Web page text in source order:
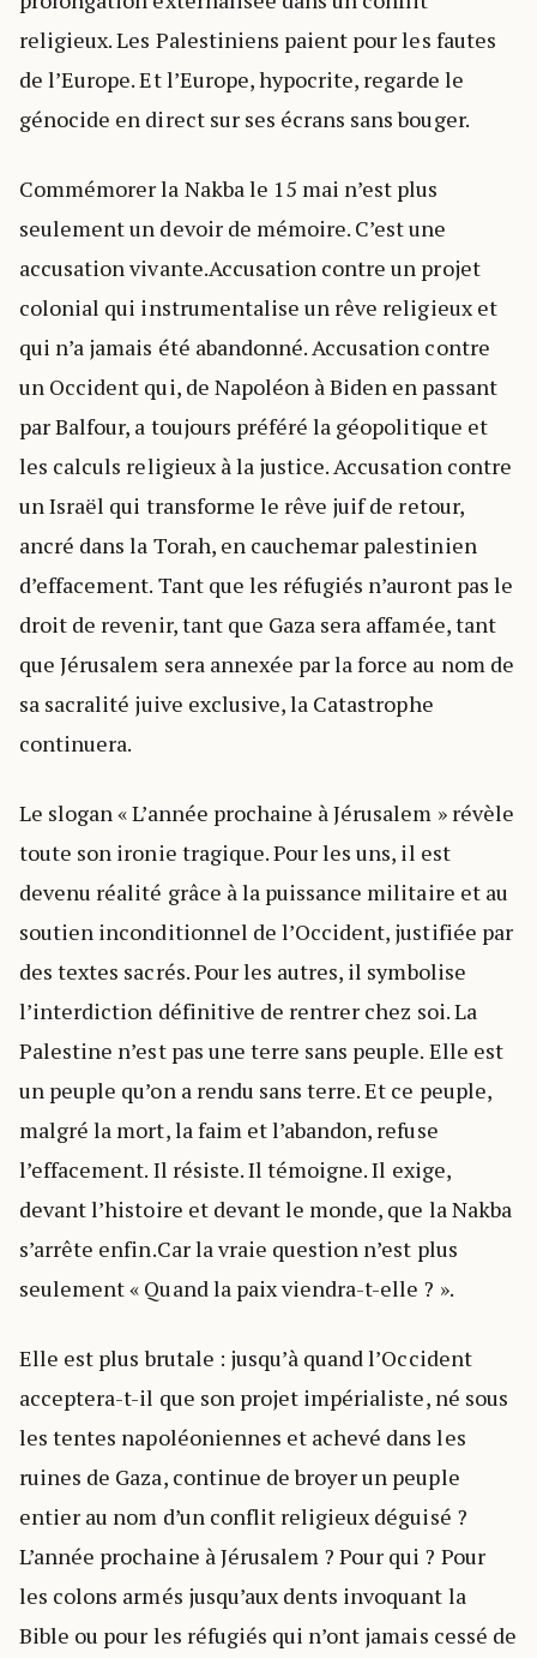
religieux. Les Palestiniens paient pour les fautes
de l’Europe. Et l’Europe, hypocrite, regarde le
génocide en direct sur ses écrans sans bouger.
Commémorer la Nakba le 15 mai n’est plus
seulement un devoir de mémoire. C’est une
accusation vivante.Accusation contre un projet
colonial qui instrumentalise un rêve religieux et
qui n’a jamais été abandonné. Accusation contre
un Occident qui, de Napoléon à Biden en passant
par Balfour, a toujours préféré la géopolitique et
les calculs religieux à la justice. Accusation contre
un Israël qui transforme le rêve juif de retour,
ancré dans la Torah, en cauchemar palestinien
d’effacement. Tant que les réfugiés n’auront pas le
droit de revenir, tant que Gaza sera affamée, tant
que Jérusalem sera annexée par la force au nom de
sa sacralité juive exclusive, la Catastrophe
continuera.
Le slogan « L’année prochaine à Jérusalem » révèle
toute son ironie tragique. Pour les uns, il est
devenu réalité grâce à la puissance militaire et au
soutien inconditionnel de l’Occident, justifiée par
des textes sacrés. Pour les autres, il symbolise
l’interdiction définitive de rentrer chez soi. La
Palestine n’est pas une terre sans peuple. Elle est
un peuple qu’on a rendu sans terre. Et ce peuple,
malgré la mort, la faim et l’abandon, refuse
l’effacement. Il résiste. Il témoigne. Il exige,
devant l’histoire et devant le monde, que la Nakba
s’arrête enfin.Car la vraie question n’est plus
seulement « Quand la paix viendra-t-elle ? ».
Elle est plus brutale : jusqu’à quand l’Occident
acceptera-t-il que son projet impérialiste, né sous
les tentes napoléoniennes et achevé dans les
ruines de Gaza, continue de broyer un peuple
entier au nom d’un conflit religieux déguisé ?
L’année prochaine à Jérusalem ? Pour qui ? Pour
les colons armés jusqu’aux dents invoquant la
Bible ou pour les réfugiés qui n’ont jamais cessé de